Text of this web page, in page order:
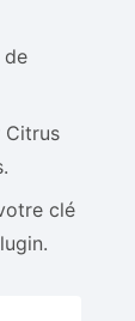
de
Citrus
clé